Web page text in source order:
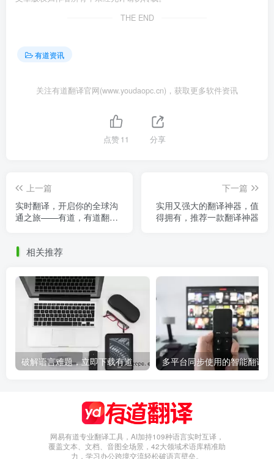
THE END
有道资讯
关注有道翻译官网(www.youdaopc.cn)，获取更多软件资讯
点赞11 分享
上一篇
实时翻译，开启你的全球沟
通之旅——有道，有道翻译
下一篇
实用又强大的翻译神器，值
得拥有，推荐一款翻译神器
相关推荐
破解语言难题，立即下载有道翻译，有道翻译软件
网易有道专业翻译工具，AI加持109种语言实时互译，
覆盖文本、文档、音图全场景，42大领域术语库精准助
力，学习办公跨境交流轻松破语言壁垒。